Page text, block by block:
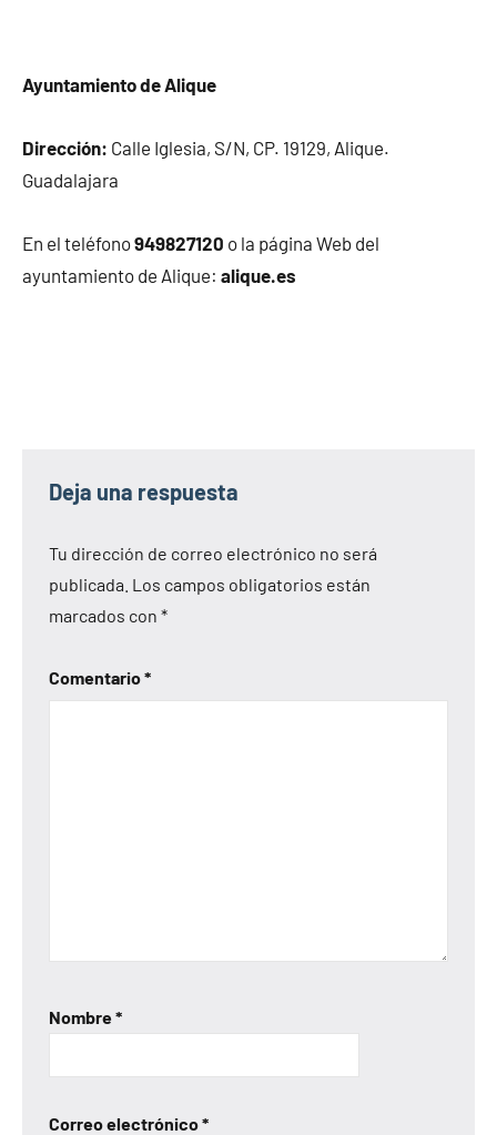
Ayuntamiento de Alique
Dirección: Calle Iglesia, S/N, CP. 19129, Alique.
Guadalajara
En el teléfono949827120 o la página Web del
ayuntamiento de Alique: alique.es
Deja una respuesta
Tu dirección de correo electrónico no será
publicada. Los campos obligatorios están
marcados con *
Comentario*
Nombre*
Correo electrónico*